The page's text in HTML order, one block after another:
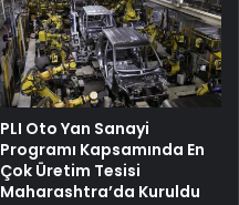
PLI Oto Yan Sanayi
Programı Kapsamında En
Çok Üretim Tesisi
Maharashtra’da Kuruldu